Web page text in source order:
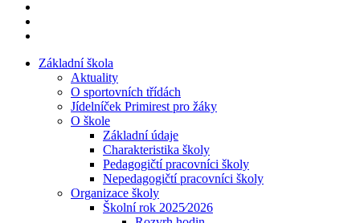
Základní škola
Aktuality
O sportovních třídách
Jídelníček Primirest pro žáky
O škole
Základní údaje
Charakteristika školy
Pedagogičtí pracovníci školy
Nepedagogičtí pracovníci školy
Organizace školy
Školní rok 2025⁄2026